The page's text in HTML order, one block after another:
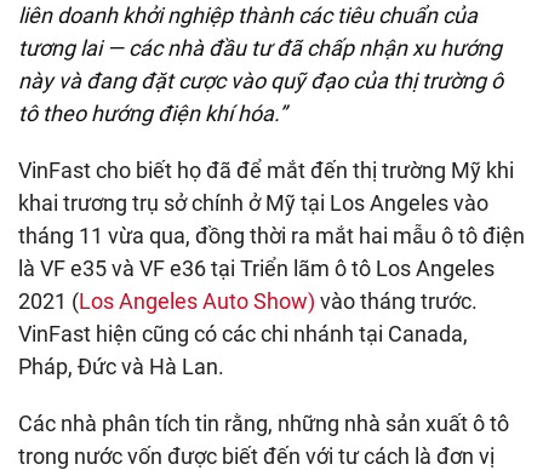
liên doanh khởi nghiệp thành các tiêu chuẩn của
tương lai — các nhà đầu tư đã chấp nhận xu hướng
này và đang đặt cược vào quỹ đạo của thị trường ô
tô theo hướng điện khí hóa.”
VinFast cho biết họ đã để mắt đến thị trường Mỹ khi
khai trương trụ sở chính ở Mỹ tại Los Angeles vào
tháng 11 vừa qua, đồng thời ra mắt hai mẫu ô tô điện
là VF e35 và VF e36 tại Triển lãm ô tô Los Angeles
2021 (Los Angeles Auto Show) vào tháng trước.
VinFast hiện cũng có các chi nhánh tại Canada,
Pháp, Đức và Hà Lan.
Các nhà phân tích tin rằng, những nhà sản xuất ô tô
trong nước vốn được biết đến với tư cách là đơn vị